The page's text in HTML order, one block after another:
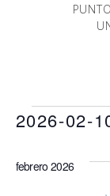
2026-02-
la
febrero 2026